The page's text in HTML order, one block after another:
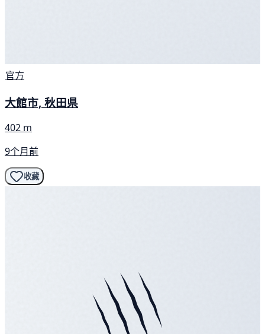
官方
大館市, 秋田県
402 m
9个月前
收藏